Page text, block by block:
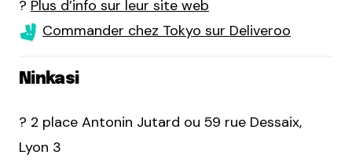
? Plus d’info sur leur site web
Commander chez Tokyo sur Deliveroo
Ninkasi
? 2 place Antonin Jutard ou 59 rue Dessaix,
Lyon 3